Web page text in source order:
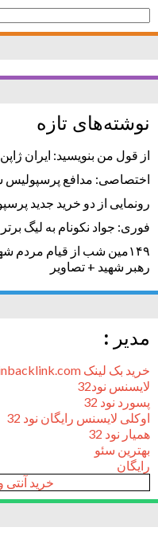
جستجو
برای:
نوشته‌های تازه
از قول من بنویسید: ایران
اختصاصی: مدافع پرسپولیس
رونمایی از دو خرید جدید
فوری: جواد نکونام به لیگ
۱۴۹مین شب از قیام
رهبر شهید + تصاویر
مدیر :
خرید بک لینک behtarinbacklink.com
لایسنس نود32
پسورد نود 32
اوکلی لایسنس رایگان نود 32
همیار نود 32
بهترین سئو
رایگان
خرید